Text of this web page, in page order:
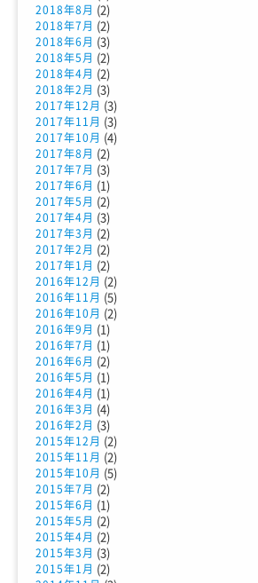
2018年8月 (2)
2018年7月 (2)
2018年6月 (3)
2018年5月 (2)
2018年4月 (2)
2018年2月 (3)
2017年12月 (3)
2017年11月 (3)
2017年10月 (4)
2017年8月 (2)
2017年7月 (3)
2017年6月 (1)
2017年5月 (2)
2017年4月 (3)
2017年3月 (2)
2017年2月 (2)
2017年1月 (2)
2016年12月 (2)
2016年11月 (5)
2016年10月 (2)
2016年9月 (1)
2016年7月 (1)
2016年6月 (2)
2016年5月 (1)
2016年4月 (1)
2016年3月 (4)
2016年2月 (3)
2015年12月 (2)
2015年11月 (2)
2015年10月 (5)
2015年7月 (2)
2015年6月 (1)
2015年5月 (2)
2015年4月 (2)
2015年3月 (3)
2015年1月 (2)